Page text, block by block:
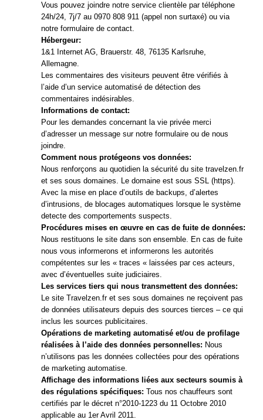
Vous pouvez joindre notre service clientèle par téléphone
24h/24, 7j/7 au 0970 808 911 (appel non surtaxé) ou via
notre formulaire de contact
Hébergeur:
1&1 Internet AG, Brauerstr. 48, 76135 Karlsruhe,
Allemagne.
Les commentaires des visiteurs peuvent être vérifiés à
l’aide d’un service automatisé de détection des
commentaires indésirables.
Informations de contact:
Pour les demandes concernant la vie privée merci
d’adresser un message sur notre formulaire ou de nous
joindre.
Comment nous protégeons vos données:
Nous renforçons au quotidien la sécurité du site travelzen.fr
et ses sous domaines. Le domaine est sous SSL (https).
Avec la mise en place d’outils de backups, d’alertes
d’intrusions, de blocages automatiques lorsque le système
detecte des comportements suspects.
Procédures mises en œuvre en cas de fuite de données:
Nous restituons le site dans son ensemble. En cas de fuite
nous vous informerons et informerons les autorités
compétentes sur les « traces « laissées par ces acteurs,
avec d’éventuelles suite judiciaires.
Les services tiers qui nous transmettent des données:
Le site Travelzen.fr et ses sous domaines ne reçoivent pas
de données utilisateurs depuis des sources tierces – ce qui
inclus les sources publicitaires.
Opérations de marketing automatisé et/ou de profilage
réalisées à l’aide des données personnelles: Nous
n’utilisons pas les données collectées pour des opérations
de marketing automatise.
Affichage des informations liées aux secteurs soumis à
des régulations spécifiques: Tous nos chauffeurs sont
certifiés par le décret n°2010-1223 du 11 Octobre 2010
applicable au 1er Avril 2011.